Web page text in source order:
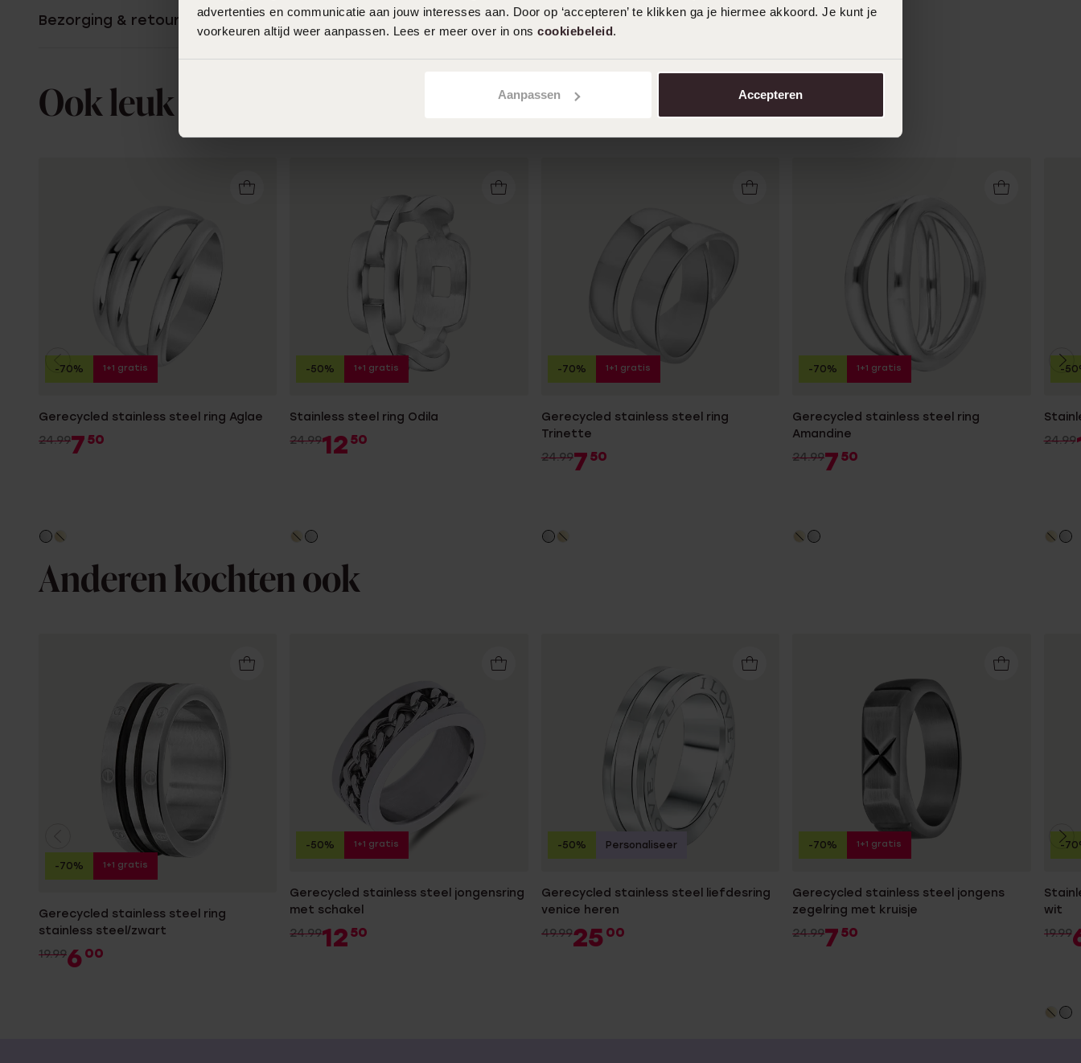
advertenties en communicatie aan jouw interesses aan. Door op ‘accepteren’ te klikken ga je hiermee akkoord. Je kunt je
voorkeuren altijd weer aanpassen. Lees er meer over in ons cookiebeleid.
Aanpassen Accepteren
Bezorging & retourneren
Ook leuk voor jou
Gerecycled stainless steel ring Aglae
24.997 50
-70% 1+1 gratis
Stainless steel ring Odila
24.9912 50
-50% 1+1 gratis
Gerecycled stainless steel ring
Trinette
24.997 50
-70% 1+1 gratis
Gerecycled stainless steel ring
Amandine
24.997 50
-70% 1+1 gratis
24.99
-
Anderen kochten ook
Gerecycled stainless steel ring
stainless steel/zwart
19.996 00
-70% 1+1 gratis
Gerecycled stainless steel jongensring
met schakel
24.9912 50
-50% 1+1 gratis
Gerecycled stainless steel liefdesring
venice heren
49.9925 00
-50% Personaliseer
Gerecycled stainless steel jongens
zegelring met kruisje
24.997 50
-70% 1+1 gratis
wit
19.99
-